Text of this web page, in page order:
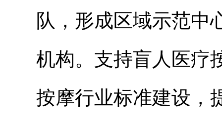
队，形成区域示范中
机构。支持盲人医疗
按摩行业标准建设，